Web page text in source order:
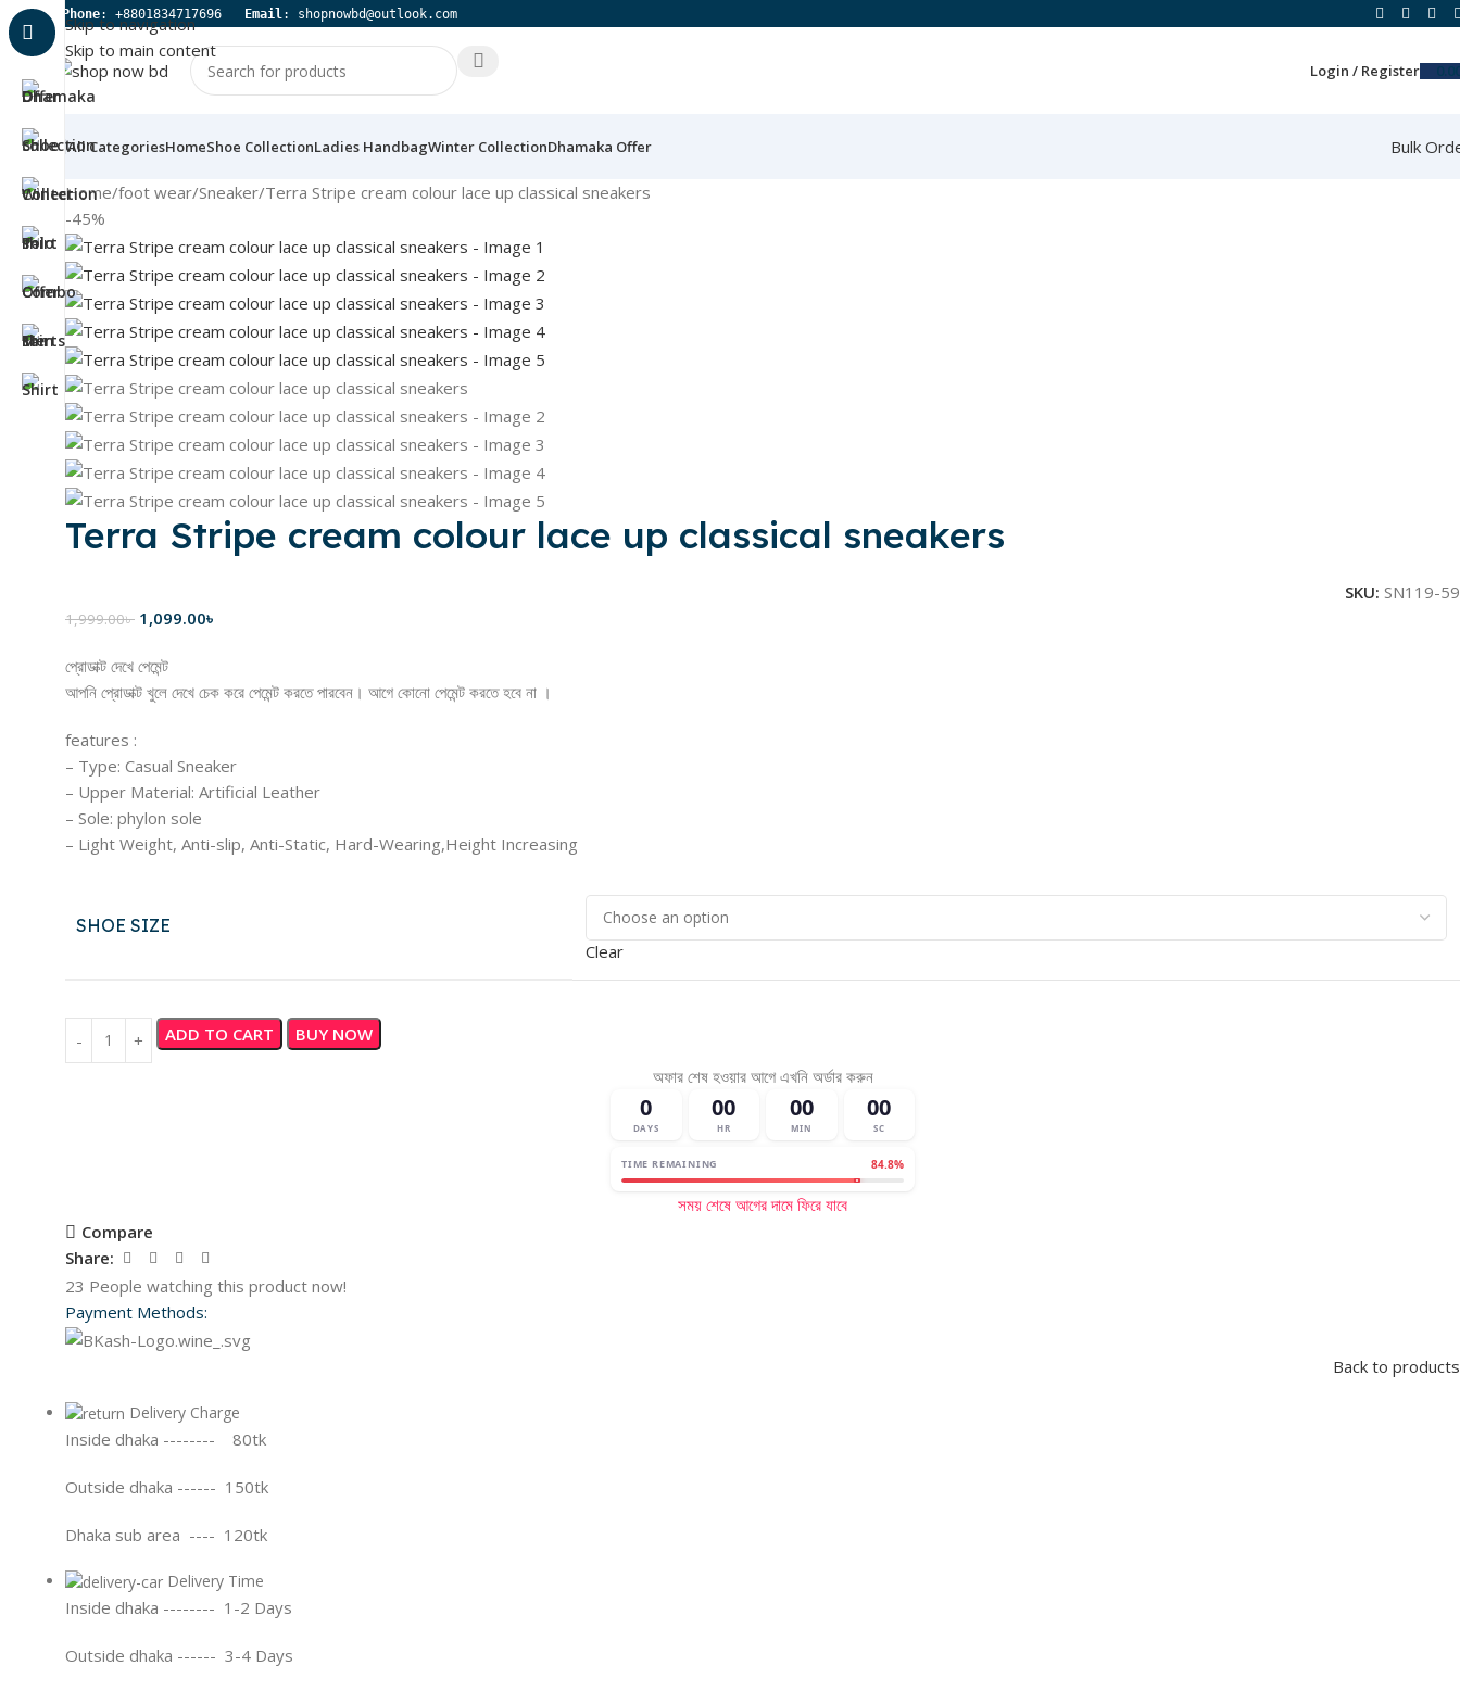
Skip to navigation
Skip to main content
Phone: +8801834717696 Email : shopnowbd@outlook.com
Login / Register
All CategoriesHomeShoe CollectionLadies HandbagWinter CollectionDhamaka Offer Bulk
Home foot wear Sneaker Terra Stripe cream colour lace up classical sneakers
-45%
Terra Stripe cream colour lace up classical sneakers
SKU: SN119-59
1,999.00৳ 1,099.00৳
প্রোডাক্ট দেখে পেমেন্ট
আপনি প্রোডাক্ট খুলে দেখে চেক করে পেমেন্ট করতে পারবেন। আগে কোনো পেমেন্ট করতে হবে না ।
features :
– Type: Casual Sneaker
– Upper Material: Artificial Leather
– Sole: phylon sole
– Light Weight, Anti-slip, Anti-Static, Hard-Wearing,Height Increasing
SHOE SIZE
Clear
ADD TO CART
BUY NOW
অফার শেষ হওয়ার আগে এখনি অর্ডার করুন
0
DAYS
00
HR
00
MIN
00
SC
TIME REMAINING 84.8%
সময় শেষে আগের দামে ফিরে যাবে
Compare
Share:
23 People watching this product now!
Payment Methods:
Back to products
Delivery Charge
Inside dhaka -------- 80tk
Outside dhaka ------ 150tk
Dhaka sub area ---- 120tk
Delivery Time
Inside dhaka -------- 1-2 Days
Outside dhaka ------ 3-4 Days